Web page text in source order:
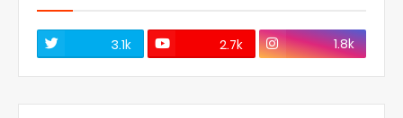
3.1k 2.7k 1.8k